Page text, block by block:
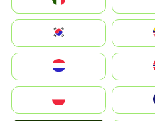
South Korea